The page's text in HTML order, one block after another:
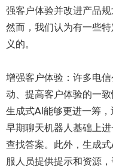
强客户体验并改进产品
然而，我们认为有一些
义的。
增强客户体验：许多电
动、提高客户体验的一
生成式AI能够更进一筹
早期聊天机器人基础上
查找答案。此外，生成
服人员提供提示和资源